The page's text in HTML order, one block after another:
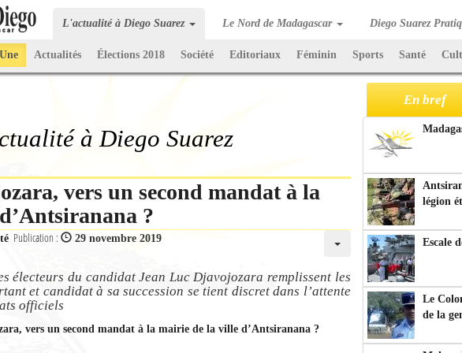
L'actualité à Diego Suarez Le Nord de Madagascar Diego Suarez
Actualités Élections 2018 Société Editoriaux Féminin Sports Santé
à Diego Suarez
vers un second mandat à la
?
Publication : 29 novembre 2019
électeurs du candidat Jean Luc Djavojozara remplissent les
et candidat à sa succession se tient discret dans l’attente
officiels
vers un second mandat à la mairie de la ville d’Antsiranana ?
En bref
légion
Escale
Le
de la